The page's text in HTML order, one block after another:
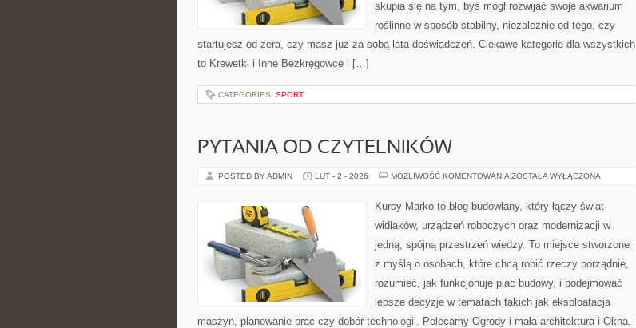
skupia się na tym, byś mógł rozwijać swoje akwarium
roślinne w sposób stabilny, niezależnie od tego, czy
startujesz od zera, czy masz już za sobą lata doświadczeń. Ciekawe kategorie dla wszystkich
to Krewetki i Inne Bezkręgowce i […]
CATEGORIES: SPORT
PYTANIA OD CZYTELNIKÓW
POSTED BY ADMIN LUT - 2 - 2026 MOŻLIWOŚĆ KOMENTOWANIA PYTANIA
ZOSTAŁA WYŁĄCZONA
Kursy Marko to blog budowlany, który łączy świat
widlaków, urządzeń roboczych oraz modernizacji w
jedną, spójną przestrzeń wiedzy. To miejsce stworzone
z myślą o osobach, które chcą robić rzeczy porządnie,
rozumieć, jak funkcjonuje plac budowy, i podejmować
lepsze decyzje w tematach takich jak eksploatacja
maszyn, planowanie prac czy dobór technologii. Polecamy Ogrody i mała architektura i Okna,